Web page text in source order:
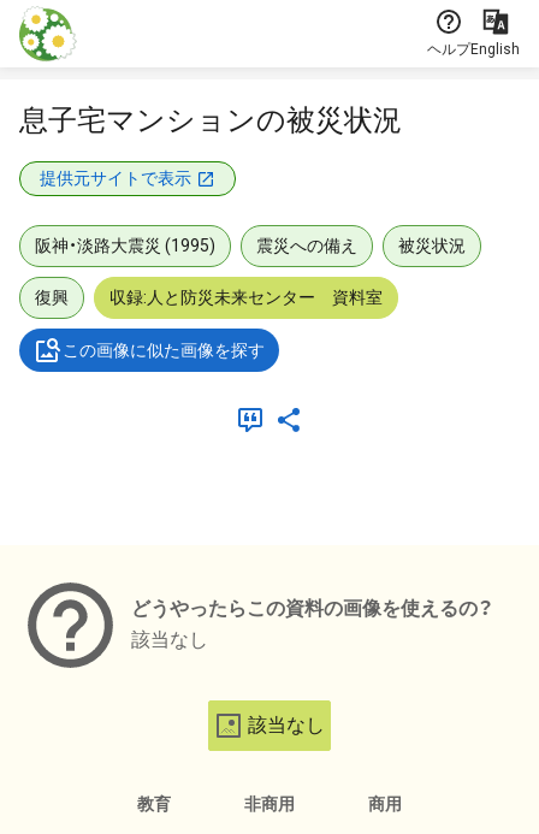
本文に飛ぶ
ヘルプEnglish
息子宅マンションの被災状況
提供元サイトで表示
阪神・淡路大震災 (1995) 震災への備え 被災状況
復興 収録:人と防災未来センター 資料室
この画像に似た画像を探す
どうやったらこの資料の画像を使えるの？
該当なし
該当なし
教育 非商用 商用